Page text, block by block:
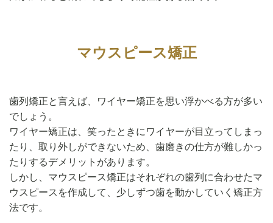
マウスピース矯正
歯列矯正と言えば、ワイヤー矯正を思い浮かべる方が多い
でしょう。
ワイヤー矯正は、笑ったときにワイヤーが目立ってしまっ
たり、取り外しができないため、歯磨きの仕方が難しかっ
たりするデメリットがあります。
しかし、マウスピース矯正はそれぞれの歯列に合わせたマ
ウスピースを作成して、少しずつ歯を動かしていく矯正方
法です。